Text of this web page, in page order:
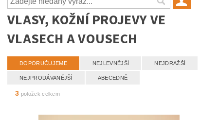
VLASY, KOŽNÍ PROJEVY VE
VLASECH A VOUSECH
DOPORUČUJEME NEJLEVNĚJŠÍ NEJDRAŽŠÍ
NEJPRODÁVANĚJŠÍ ABECEDNĚ
3 položek celkem